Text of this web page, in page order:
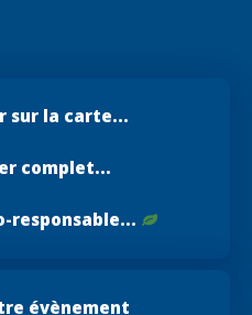
sur la carte...
complet...
responsable...
évènement